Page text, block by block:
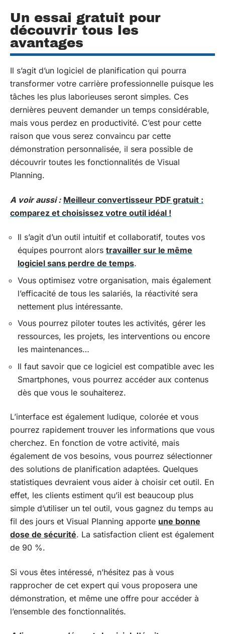
Un essai gratuit pour
découvrir tous les
avantages
Il s’agit d’un logiciel de planification qui pourra
transformer votre carrière professionnelle puisque les
tâches les plus laborieuses seront simples. Ces
dernières peuvent demander un temps considérable,
mais vous perdez en productivité. C’est pour cette
raison que vous serez convaincu par cette
démonstration personnalisée, il sera possible de
découvrir toutes les fonctionnalités de Visual
Planning.
A voir aussi : Meilleur convertisseur PDF gratuit :
comparez et choisissez votre outil idéal !
Il s’agit d’un outil intuitif et collaboratif, toutes vos
équipes pourront alors travailler sur le même
logiciel sans perdre de temps.
Vous optimisez votre organisation, mais également
l’efficacité de tous les salariés, la réactivité sera
nettement plus intéressante.
Vous pourrez piloter toutes les activités, gérer les
ressources, les projets, les interventions ou encore
les maintenances…
Il faut savoir que ce logiciel est compatible avec les
Smartphones, vous pourrez accéder aux contenus
dès que vous le souhaiterez.
L’interface est également ludique, colorée et vous
pourrez rapidement trouver les informations que vous
cherchez. En fonction de votre activité, mais
également de vos besoins, vous pourrez sélectionner
des solutions de planification adaptées. Quelques
statistiques devraient vous aider à choisir cet outil. En
effet, les clients estiment qu’il est beaucoup plus
simple d’utiliser un tel outil, vous gagnez du temps au
fil des jours et Visual Planning apporte une bonne
dose de sécurité. La satisfaction client est également
de 90 %.
Si vous êtes intéressé, n’hésitez pas à vous
rapprocher de cet expert qui vous proposera une
démonstration, et même une offre pour accéder à
l’ensemble des fonctionnalités.